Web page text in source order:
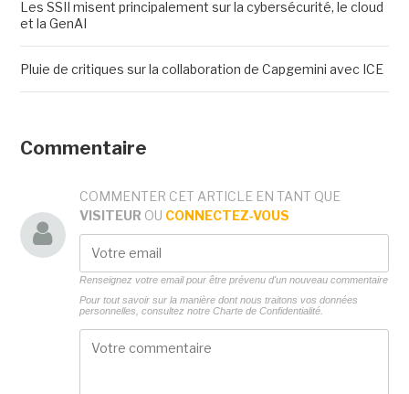
Les SSII misent principalement sur la cybersécurité, le cloud
et la GenAI
Pluie de critiques sur la collaboration de Capgemini avec ICE
Commentaire
COMMENTER CET ARTICLE EN TANT QUE
VISITEUR OU CONNECTEZ-VOUS
Renseignez votre email pour être prévenu d'un nouveau commentaire
Pour tout savoir sur la manière dont nous traitons vos données
personnelles, consultez notre Charte de Confidentialité.